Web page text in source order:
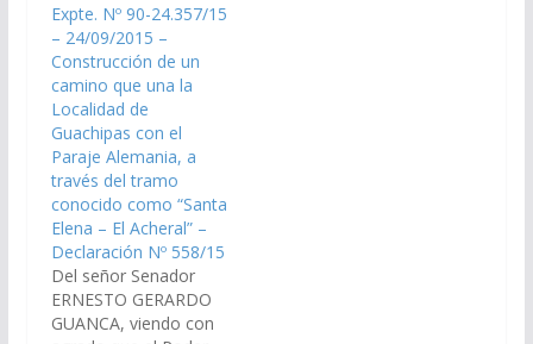
una red…
Expte. Nº 90-24.357/15
– 24/09/2015 –
Construcción de un
camino que una la
Localidad de
Guachipas con el
Paraje Alemania, a
través del tramo
conocido como “Santa
Elena – El Acheral” –
Declaración Nº 558/15
Del señor Senador
ERNESTO GERARDO
GUANCA, viendo con